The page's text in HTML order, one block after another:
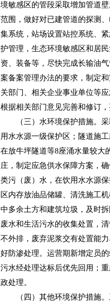
境敏感区的管段采取增加管道
范围，做好对已建管道的探测
集系统，站场设置站控系统、
护管理，生态环境敏感区和居
资、装备等，尽快完成长输油
案备案管理办法的要求，制定
关部门、相关企业事业单位等
根据相关部门意见完善和修订，
（三）水环境保护措施。采
用水水源一级保护区；隧道施
在放牛坪隧道等8座涌水量较大
庄，制定应急供水保障方案，
类污（废）水，在饮用水水源
区内存放油品储罐、清洗施工
中多余土方和建筑垃圾，及时
废水和生活污水的收集处置，
不外排，废弃泥浆交有处置能
好防渗处理。运营期新增定员
污水经处理达标后优先回用；
政处理。
（四）其他环境保护措施。